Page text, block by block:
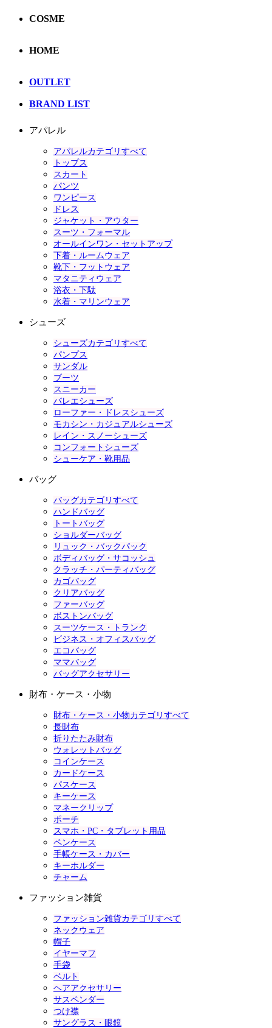
COSME
HOME
OUTLET
BRAND LIST
アパレル
アパレルカテゴリすべて
トップス
スカート
パンツ
ワンピース
ドレス
ジャケット・アウター
スーツ・フォーマル
オールインワン・セットアップ
下着・ルームウェア
靴下・フットウェア
マタニティウェア
浴衣・下駄
水着・マリンウェア
シューズ
シューズカテゴリすべて
パンプス
サンダル
ブーツ
スニーカー
バレエシューズ
ローファー・ドレスシューズ
モカシン・カジュアルシューズ
レイン・スノーシューズ
コンフォートシューズ
シューケア・靴用品
バッグ
バッグカテゴリすべて
ハンドバッグ
トートバッグ
ショルダーバッグ
リュック・バックパック
ボディバッグ・サコッシュ
クラッチ・パーティバッグ
カゴバッグ
クリアバッグ
ファーバッグ
ボストンバッグ
スーツケース・トランク
ビジネス・オフィスバッグ
エコバッグ
ママバッグ
バッグアクセサリー
財布・ケース・小物
財布・ケース・小物カテゴリすべて
長財布
折りたたみ財布
ウォレットバッグ
コインケース
カードケース
パスケース
キーケース
マネークリップ
ポーチ
スマホ・PC・タブレット用品
ペンケース
手帳ケース・カバー
キーホルダー
チャーム
ファッション雑貨
ファッション雑貨カテゴリすべて
ネックウェア
帽子
イヤーマフ
手袋
ベルト
ヘアアクセサリー
サスペンダー
つけ襟
サングラス・眼鏡